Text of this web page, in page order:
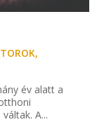
,
év alatt a
A...